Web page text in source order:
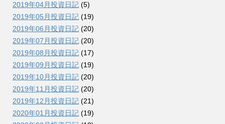
2019年04月投資日記 (5)
2019年05月投資日記 (19)
2019年06月投資日記 (20)
2019年07月投資日記 (20)
2019年08月投資日記 (17)
2019年09月投資日記 (19)
2019年10月投資日記 (20)
2019年11月投資日記 (20)
2019年12月投資日記 (21)
2020年01月投資日記 (19)